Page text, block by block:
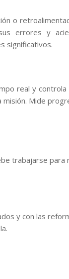
o
errores y
significativos.
real y
misión. Mide
trabajarse
y con las